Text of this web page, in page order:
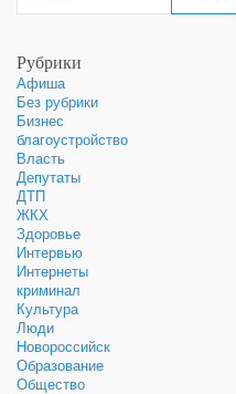
Рубрики
Афиша
Без рубрики
Бизнес
благоустройство
Власть
Депутаты
ДТП
ЖКХ
Здоровье
Интервью
Интернеты
криминал
Культура
Люди
Новороссийск
Образование
Общество